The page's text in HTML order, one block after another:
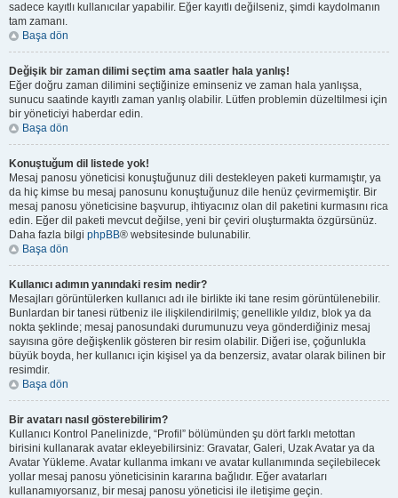
sadece kayıtlı kullanıcılar yapabilir. Eğer kayıtlı değilseniz, şimdi kaydolmanın
tam zamanı.
Başa dön
Değişik bir zaman dilimi seçtim ama saatler hala yanlış!
Eğer doğru zaman dilimini seçtiğinize eminseniz ve zaman hala yanlışsa,
sunucu saatinde kayıtlı zaman yanlış olabilir. Lütfen problemin düzeltilmesi için
bir yöneticiyi haberdar edin.
Başa dön
Konuştuğum dil listede yok!
Mesaj panosu yöneticisi konuştuğunuz dili destekleyen paketi kurmamıştır, ya
da hiç kimse bu mesaj panosunu konuştuğunuz dile henüz çevirmemiştir. Bir
mesaj panosu yöneticisine başvurup, ihtiyacınız olan dil paketini kurmasını rica
edin. Eğer dil paketi mevcut değilse, yeni bir çeviri oluşturmakta özgürsünüz.
Daha fazla bilgi phpBB® websitesinde bulunabilir.
Başa dön
Kullanıcı adımın yanındaki resim nedir?
Mesajları görüntülerken kullanıcı adı ile birlikte iki tane resim görüntülenebilir.
Bunlardan bir tanesi rütbeniz ile ilişkilendirilmiş; genellikle yıldız, blok ya da
nokta şeklinde; mesaj panosundaki durumunuzu veya gönderdiğiniz mesaj
sayısına göre değişkenlik gösteren bir resim olabilir. Diğeri ise, çoğunlukla
büyük boyda, her kullanıcı için kişisel ya da benzersiz, avatar olarak bilinen bir
resimdir.
Başa dön
Bir avatarı nasıl gösterebilirim?
Kullanıcı Kontrol Panelinizde, “Profil” bölümünden şu dört farklı metottan
birisini kullanarak avatar ekleyebilirsiniz: Gravatar, Galeri, Uzak Avatar ya da
Avatar Yükleme. Avatar kullanma imkanı ve avatar kullanımında seçilebilecek
yollar mesaj panosu yöneticisinin kararına bağlıdır. Eğer avatarları
kullanamıyorsanız, bir mesaj panosu yöneticisi ile iletişime geçin.